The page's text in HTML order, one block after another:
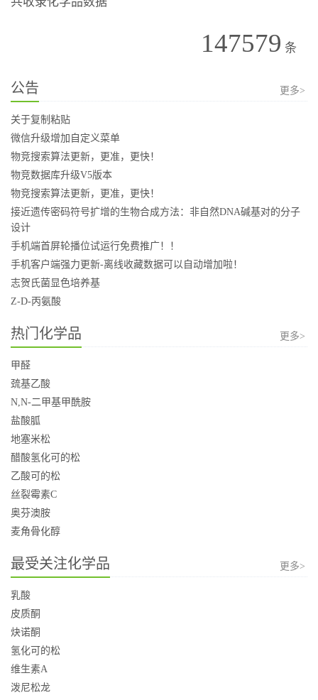
147579 条
公告 更多>
关于复制粘贴
微信升级增加自定义菜单
物竞搜索算法更新，更准，更快！
物竞数据库升级V5版本
物竞搜索算法更新，更准，更快！
接近遗传密码符号扩增的生物合成方法：非自然DNA碱基对的分子
设计
手机端首屏轮播位试运行免费推广！！
手机客户端强力更新-离线收藏数据可以自动增加啦！
志贺氏菌显色培养基
Z-D-丙氨酸
热门化学品 更多>
甲醛
巯基乙酸
N,N-二甲基甲酰胺
盐酸胍
地塞米松
醋酸氢化可的松
乙酸可的松
丝裂霉素C
奥芬澳胺
麦角骨化醇
最受关注化学品 更多>
乳酸
皮质酮
炔诺酮
氢化可的松
维生素A
泼尼松龙